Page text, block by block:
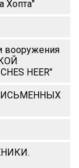
вооружения
HEER"